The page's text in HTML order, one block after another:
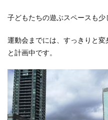
子どもたちの遊ぶスペースも少
運動会までには、すっきりと
と計画中です。